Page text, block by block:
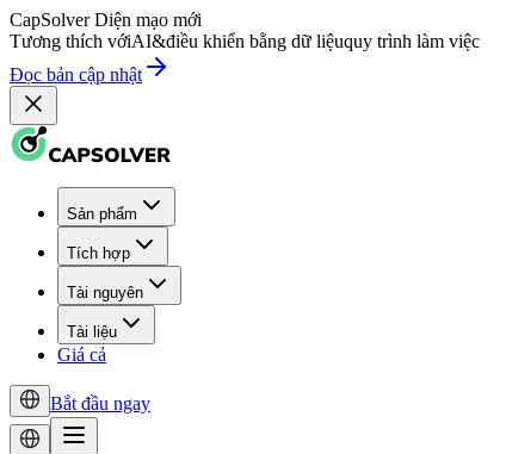
CapSolver Diện mạo mới
Tương thích vớiAI&điều khiển bằng dữ liệuquy trình làm việc
Đọc bản cập nhật
Sản phẩm
Tích hợp
Tài nguyên
Tài liệu
Giá cả
Bắt đầu ngay